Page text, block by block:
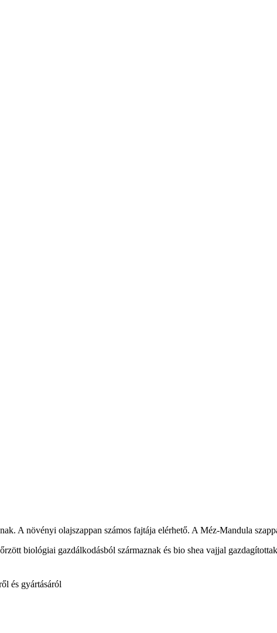
A növényi olajszappan számos fajtája elérhető. A Méz-Mandula
biológiai gazdálkodásból származnak és bio shea vajjal
és gyártásáról